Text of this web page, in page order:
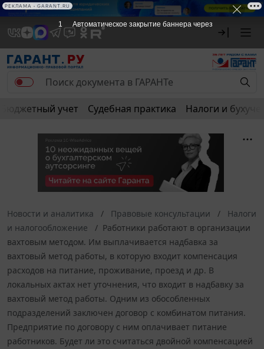
РЕКЛАМА
Бюджетный учет Судебная практика Налоги и
Новости и аналитика Правовые консультации
Налоги
и налогообложение
Работники работают в организации
вахтовым методом. Им выплачивается надбавка за
вахтовый метод работы, в которую входит компенсация
расходов на питание, проживание, проезд и др. В
локальных актах нет уточнения, что входит в надбавку за
вахтовый метод работы. Одним из обособленных
подразделений заключен договор с комбинатом питания.
Предприятие по договору с ним оплачивает питание
работников. Будет ли это считаться двойной компенсацией
1 Автоматическое закрытие баннера через
РЕКЛАМА • GARANT.RU